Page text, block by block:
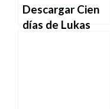
Descargar Cien
días de Lukas